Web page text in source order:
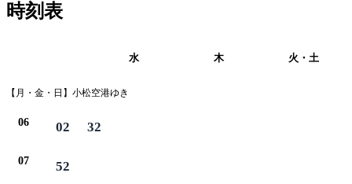
時刻表
水 木 火・土
【月・金・日】小松空港ゆき
06 02 32
07 52